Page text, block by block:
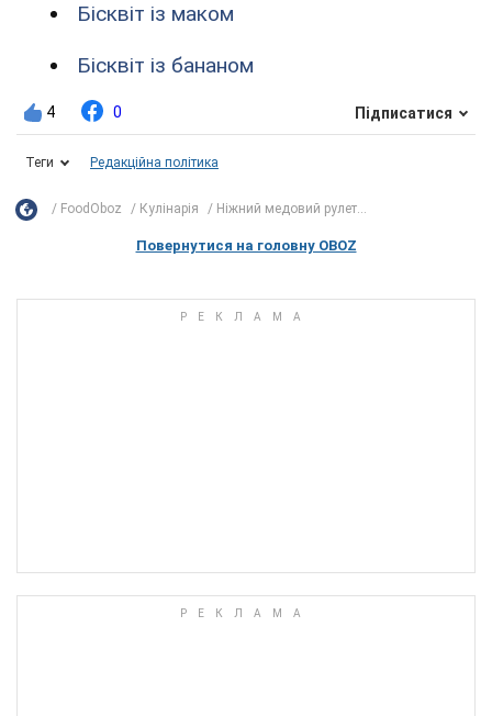
Бісквіт із маком
Бісквіт із бананом
4 0 Підписатися
Теги Редакційна політика
FoodOboz Кулінарія Ніжний медовий рулет...
Повернутися на головну OBOZ